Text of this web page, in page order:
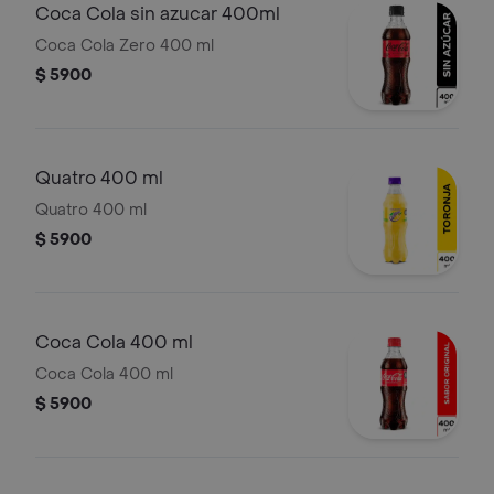
Coca Cola sin azucar 400ml
Coca Cola Zero 400 ml
$ 5900
Quatro 400 ml
Quatro 400 ml
$ 5900
Coca Cola 400 ml
Coca Cola 400 ml
$ 5900